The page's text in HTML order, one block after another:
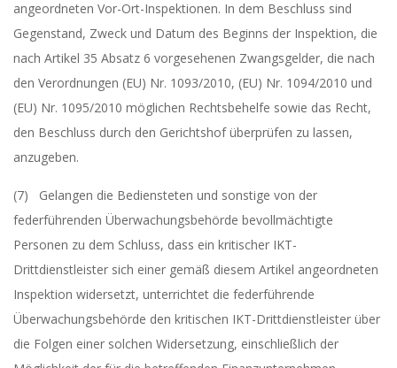
angeordneten Vor-Ort-Inspektionen. In dem Beschluss sind
Gegenstand, Zweck und Datum des Beginns der Inspektion, die
nach Artikel 35 Absatz 6 vorgesehenen Zwangsgelder, die nach
den Verordnungen (EU) Nr. 1093/2010, (EU) Nr. 1094/2010 und
(EU) Nr. 1095/2010 möglichen Rechtsbehelfe sowie das Recht,
den Beschluss durch den Gerichtshof überprüfen zu lassen,
anzugeben.
(7) Gelangen die Bediensteten und sonstige von der
federführenden Überwachungsbehörde bevollmächtigte
Personen zu dem Schluss, dass ein kritischer IKT-
Drittdienstleister sich einer gemäß diesem Artikel angeordneten
Inspektion widersetzt, unterrichtet die federführende
Überwachungsbehörde den kritischen IKT-Drittdienstleister über
die Folgen einer solchen Widersetzung, einschließlich der